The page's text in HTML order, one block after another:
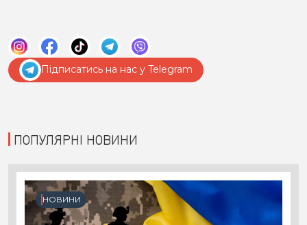
Підписатись на нас у Telegram
ПОПУЛЯРНІ НОВИНИ
НОВИНИ